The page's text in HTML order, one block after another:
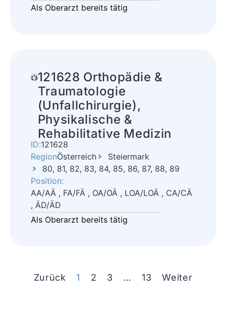
Als Oberarzt bereits tätig
121628 Orthopädie &
Traumatologie
(Unfallchirurgie),
Physikalische &
Rehabilitative Medizin
ID:121628
RegionÖsterreich
Steiermark
80, 81, 82, 83, 84, 85, 86, 87, 88, 89
Position:
AA/AÄ , FA/FÄ , OA/OÄ , LOA/LOÄ , CA/CÄ
, ÄD/ÄD
Als Oberarzt bereits tätig
Zurück 1 2 3 … 13 Weiter